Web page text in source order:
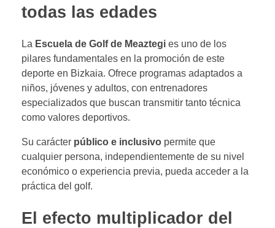
todas las edades
La Escuela de Golf de Meaztegi es uno de los
pilares fundamentales en la promoción de este
deporte en Bizkaia. Ofrece programas adaptados a
niños, jóvenes y adultos, con entrenadores
especializados que buscan transmitir tanto técnica
como valores deportivos.
Su carácter público e inclusivo permite que
cualquier persona, independientemente de su nivel
económico o experiencia previa, pueda acceder a la
práctica del golf.
El efecto multiplicador del